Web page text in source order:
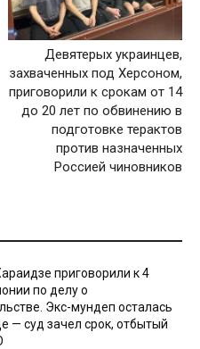
Девятерых украинцев,
захваченных под Херсоном,
приговорили к срокам от 14
до 20 лет по обвинению в
подготовке терактов
против назначенных
Россией чиновников
приговорили к 4
по делу о
Экс-мундеп осталась
— суд зачел срок, отбытый